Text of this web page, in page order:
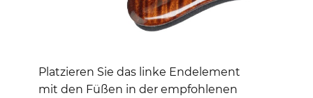
Platzieren Sie das linke Endelement
mit den Füßen in der empfohlenen